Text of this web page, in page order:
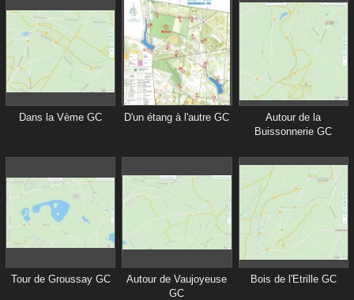
Dans la Vème GC D'un étang à l'autre GC
Autour de la
Buissonnerie GC
Tour de Groussay GC
Autour de Vaujoyeuse
GC
Bois de l'Etrille GC